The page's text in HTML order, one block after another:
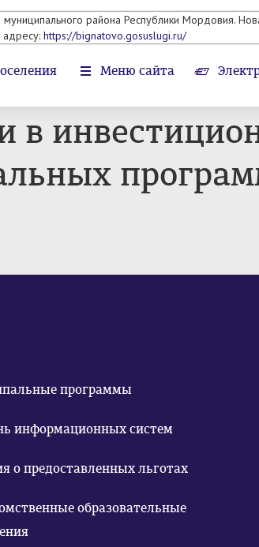
района Республики Мордовия.
адресу: https://bignatovo.gosuslugi.ru/
Меню сайта
в
программы
информационных систем
о предоставленных льготах
образовательные